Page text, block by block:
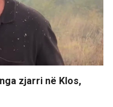
zjarri në Klos,